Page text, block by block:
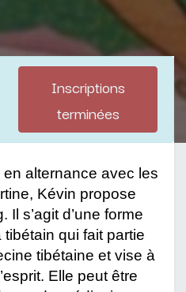
Inscriptions
terminées
alternance avec les
Kévin propose
s’agit d’une forme
qui fait partie
tibétaine et vise à
Elle peut être